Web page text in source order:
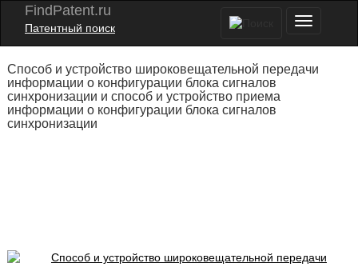
FindPatent.ru
Патентный поиск
Способ и устройство широковещательной передачи
информации о конфигурации блока сигналов
синхронизации и способ и устройство приема
информации о конфигурации блока сигналов
синхронизации